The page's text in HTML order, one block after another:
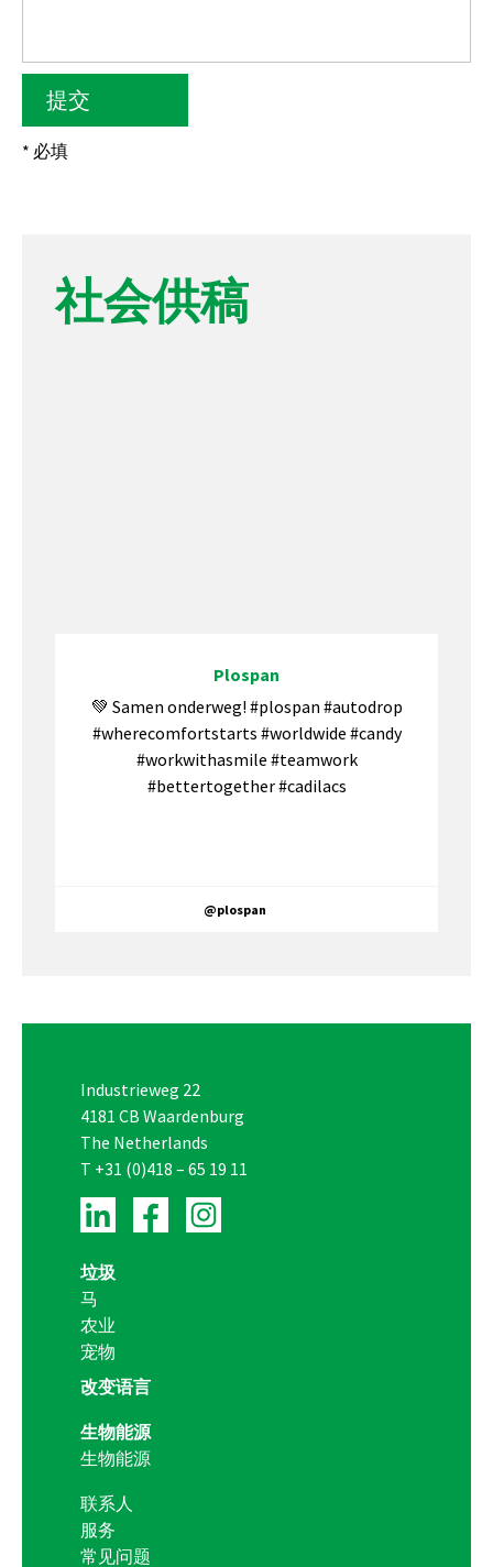
* 必填
社会供稿
Plospan
💚 Samen onderweg! #plospan #autodrop
#wherecomfortstarts #worldwide #candy
#workwithasmile #teamwork
#bettertogether #cadilacs
@plospan
Industrieweg 22
4181 CB Waardenburg
The Netherlands
T +31 (0)418 – 65 19 11
垃圾
马
农业
宠物
改变语言
生物能源
生物能源
联系人
服务
常见问题